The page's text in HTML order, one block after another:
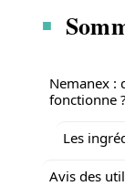
Nemanex :
fonctionne ?
Les
Avis des